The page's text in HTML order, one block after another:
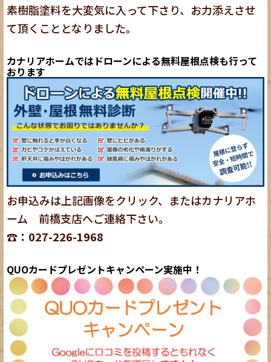
素樹脂塗料を大変気に入って下さり、お力添えさせ
て頂くこととなりました。
カナリアホームではドローンによる無料屋根点検も行って
おります
お申込みは上記画像をクリック、またはカナリアホ
ーム 前橋支店へご連絡下さい。
☎：027-226-1968
QUOカードプレゼントキャンペーン実施中！